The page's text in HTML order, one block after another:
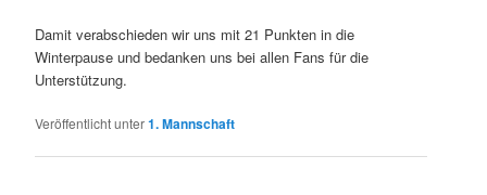
Damit verabschieden wir uns mit 21 Punkten in die
Winterpause und bedanken uns bei allen Fans für die
Unterstützung.
Veröffentlicht unter1. Mannschaft